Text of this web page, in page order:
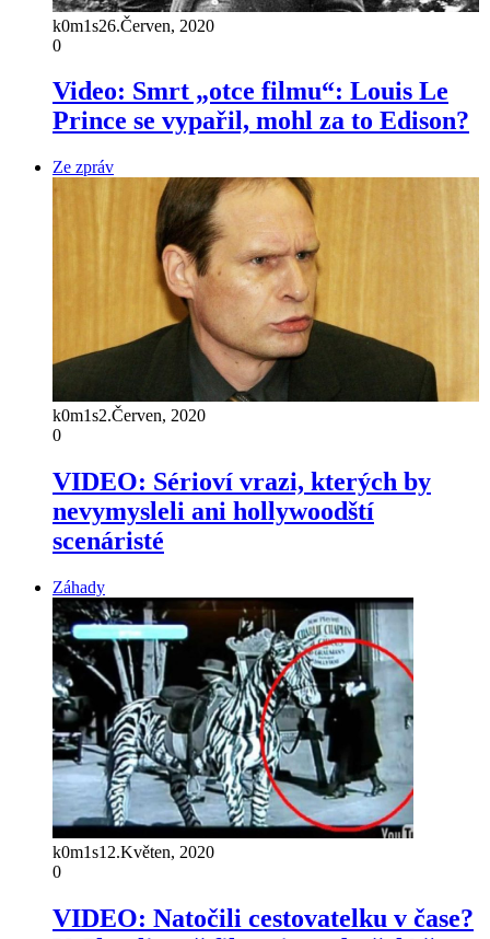
k0m1s26.Červen, 2020
0
Video: Smrt „otce filmu“: Louis Le
Prince se vypařil, mohl za to Edison?
Ze zpráv
k0m1s2.Červen, 2020
0
VIDEO: Sérioví vrazi, kterých by
nevymysleli ani hollywoodští
scenáristé
Záhady
k0m1s12.Květen, 2020
0
VIDEO: Natočili cestovatelku v čase?